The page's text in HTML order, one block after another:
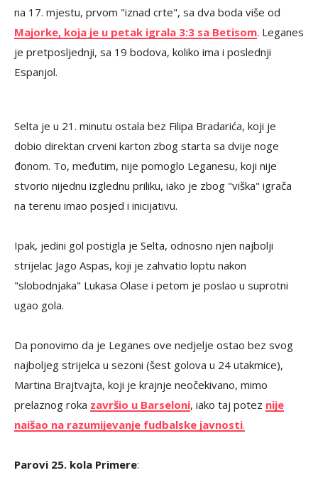
na 17. mjestu, prvom "iznad crte", sa dva boda više od
Majorke, koja je u petak igrala 3:3 sa Betisom. Leganes
je pretposljednji, sa 19 bodova, koliko ima i poslednji
Espanjol.
Selta je u 21. minutu ostala bez Filipa Bradarića, koji je
dobio direktan crveni karton zbog starta sa dvije noge
đonom. To, međutim, nije pomoglo Leganesu, koji nije
stvorio nijednu izglednu priliku, iako je zbog "viška" igrača
na terenu imao posjed i inicijativu.
Ipak, jedini gol postigla je Selta, odnosno njen najbolji
strijelac Jago Aspas, koji je zahvatio loptu nakon
"slobodnjaka" Lukasa Olase i petom je poslao u suprotni
ugao gola.
Da ponovimo da je Leganes ove nedjelje ostao bez svog
najboljeg strijelca u sezoni (šest golova u 24 utakmice),
Martina Brajtvajta, koji je krajnje neočekivano, mimo
prelaznog roka završio u Barseloni, iako taj potez nije
naišao na razumijevanje fudbalske javnosti.
Parovi 25. kola Primere: